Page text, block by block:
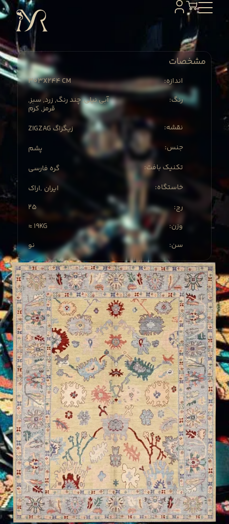
مشخصات
303X244 CM
:اندازه
آبی نیلی, چند رنگ, زرد, سبز,
قرمز, کرم
:رنگ
ZIGZAG زیگزاگ
:نقشه
پشم
:جنس
گره فارسی
:تکنیک بافت
اراک ایران
:خاستگاه
25
:رج
≈ 19KG
:وزن
نو
:سن